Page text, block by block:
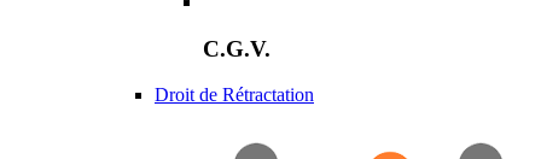
C.G.V.
Droit de Rétractation